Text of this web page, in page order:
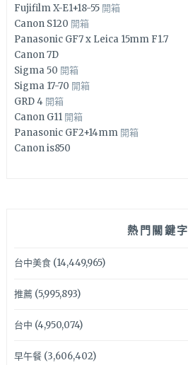
Fujifilm X-E1+18-55 開箱
Canon S120 開箱
Panasonic GF7 x Leica 15mm F1.7
Canon 7D
Sigma 50 開箱
Sigma 17-70 開箱
GRD 4 開箱
Canon G11 開箱
Panasonic GF2+14mm 開箱
Canon is850
熱門關鍵字
台中美食(14,449,965)
推薦(5,995,893)
台中 (4,950,074)
早午餐(3,606,402)